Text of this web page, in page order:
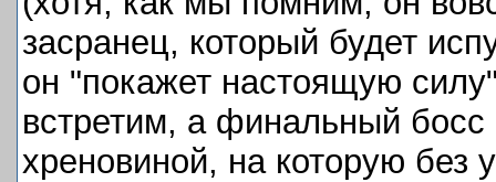
засранец, который будет
он "покажет настоящую
встретим, а финальный босс
хреновиной, на которую без